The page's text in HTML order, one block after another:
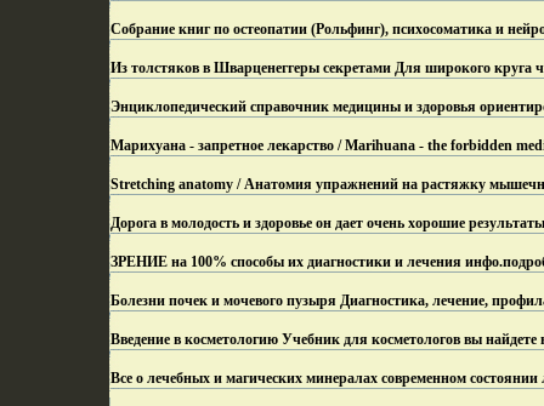
Собрание книг по остеопатии (Рольфинг), психосоматика и
Из толстяков в Шварценеггеры секретами Для широкого круга
Энциклопедический справочник медицины и здоровья
Марихуана - запретное лекарство / Marihuana - the forbidden
Stretching anatomy / Анатомия упражнений на растяжку
Дорога в молодость и здоровье он дает очень хорошие
ЗРЕНИЕ на 100% способы их диагностики и лечения инфо.
Болезни почек и мочевого пузыря Диагностика, лечение,
Введение в косметологию Учебник для косметологов вы найдете
Все о лечебных и магических минералах современном